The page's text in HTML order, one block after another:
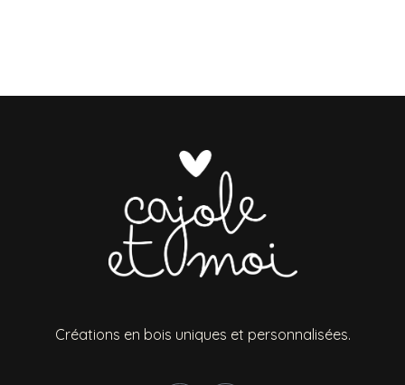
Créations en bois uniques et personnalisées.